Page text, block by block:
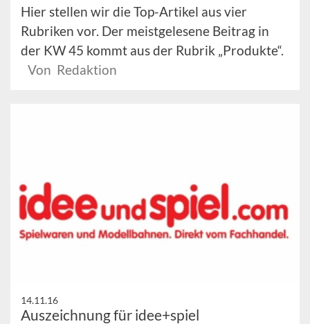
Hier stellen wir die Top-Artikel aus vier
Rubriken vor. Der meistgelesene Beitrag in
der KW 45 kommt aus der Rubrik „Produkte“.
Von Redaktion
14.11.16
Auszeichnung für idee+spiel